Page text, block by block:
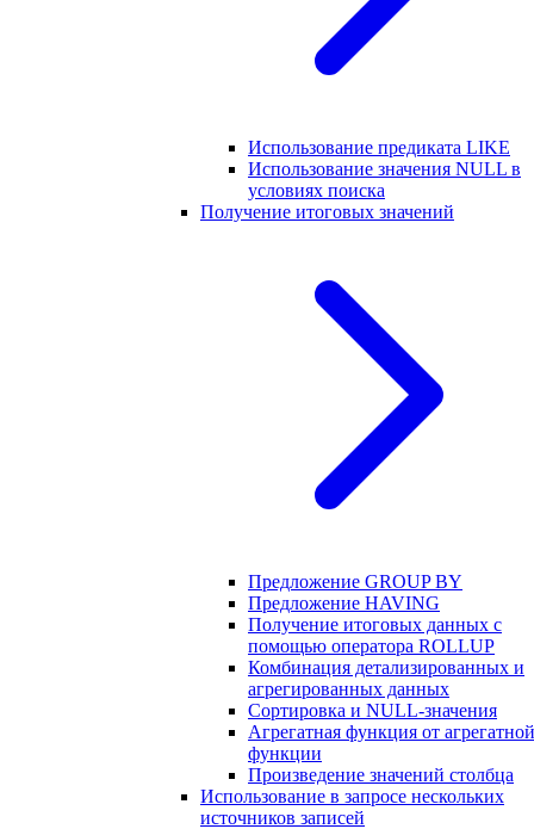
Использование предиката LIKE
Использование значения NULL в
условиях поиска
Получение итоговых значений
Предложение GROUP BY
Предложение HAVING
Получение итоговых данных с
помощью оператора ROLLUP
Комбинация детализированных и
агрегированных данных
Сортировка и NULL-значения
Агрегатная функция от агрегатной
функции
Произведение значений столбца
Использование в запросе нескольких
источников записей